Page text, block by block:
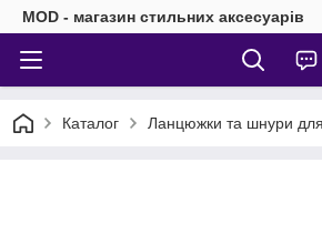
MOD - магазин стильних аксесуарів
Каталог Ланцюжки та шнури для